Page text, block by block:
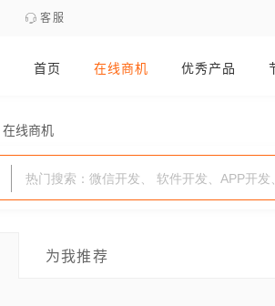
客服
首页 在线商机 优秀产品
在线商机
为我推荐